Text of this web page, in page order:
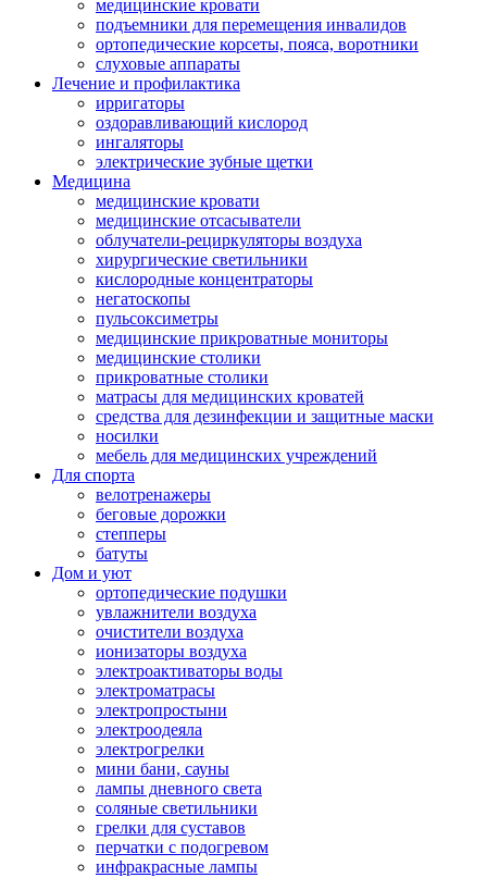
медицинские кровати
подъемники для перемещения инвалидов
ортопедические корсеты, пояса, воротники
слуховые аппараты
Лечение и профилактика
ирригаторы
оздоравливающий кислород
ингаляторы
электрические зубные щетки
Медицина
медицинские кровати
медицинские отсасыватели
облучатели-рециркуляторы воздуха
хирургические светильники
кислородные концентраторы
негатоскопы
пульсоксиметры
медицинские прикроватные мониторы
медицинские столики
прикроватные столики
матрасы для медицинских кроватей
средства для дезинфекции и защитные маски
носилки
мебель для медицинских учреждений
Для спорта
велотренажеры
беговые дорожки
степперы
батуты
Дом и уют
ортопедические подушки
увлажнители воздуха
очистители воздуха
ионизаторы воздуха
электроактиваторы воды
электроматрасы
электропростыни
электроодеяла
электрогрелки
мини бани, сауны
лампы дневного света
соляные светильники
грелки для суставов
перчатки с подогревом
инфракрасные лампы